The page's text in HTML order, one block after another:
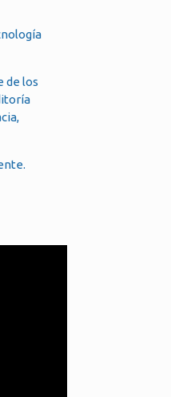
de los